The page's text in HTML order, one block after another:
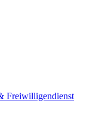
Freiwilligendienst